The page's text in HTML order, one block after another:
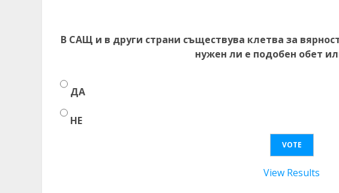
В САЩ и в други страни съществува клетва за
нужен ли е подобен обет
ДА
НЕ
View Results